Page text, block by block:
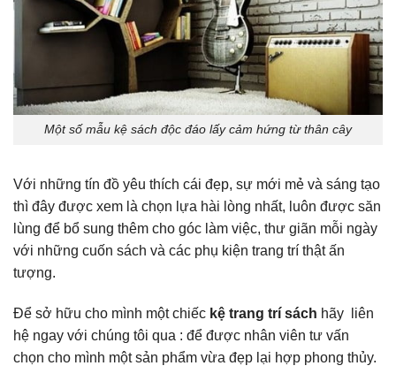
Một số mẫu kệ sách độc đáo lấy cảm hứng từ thân cây
Với những tín đồ yêu thích cái đẹp, sự mới mẻ và sáng tạo
thì đây được xem là chọn lựa hài lòng nhất, luôn được săn
lùng để bổ sung thêm cho góc làm việc, thư giãn mỗi ngày
với những cuốn sách và các phụ kiện trang trí thật ấn
tượng.
Để sở hữu cho mình một chiếc kệ trang trí sách hãy liên
hệ ngay với chúng tôi qua : để được nhân viên tư vấn
chọn cho mình một sản phẩm vừa đẹp lại hợp phong thủy.